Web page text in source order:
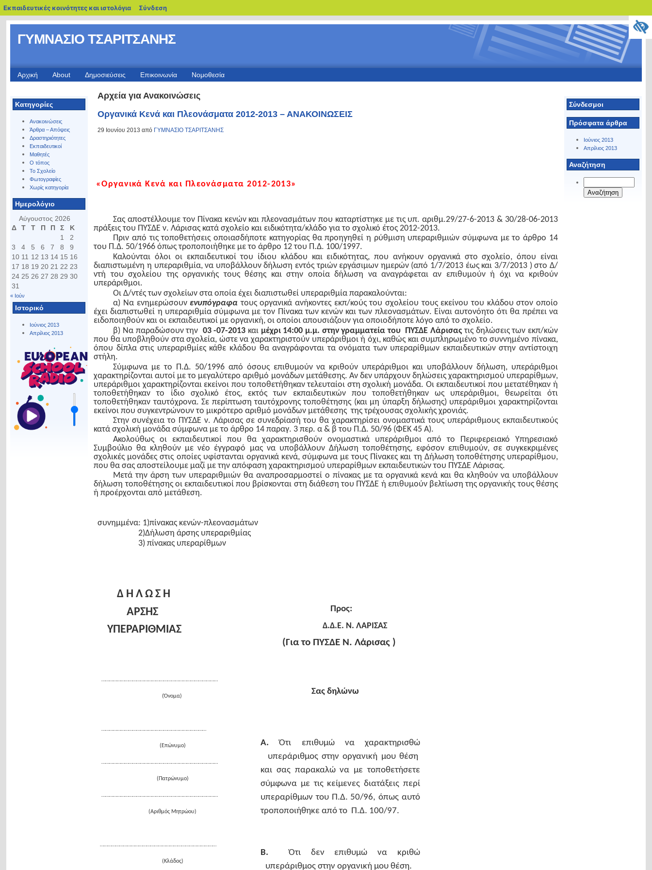
Εκπαιδευτικές κοινότητες και ιστολόγια blogs.sch.gr
Σύνδεση
ΓΥΜΝΑΣΙΟ ΤΣΑΡΙΤΣΑΝΗΣ
Αρχική About Δημοσιεύσεις Επικοινωνία Νομοθεσία
Kατηγορίες
Ανακοινώσεις
Άρθρα – Απόψεις
Δραστηριότητες
Εκπαιδευτικοί
Μαθητές
Ο τόπος
Το Σχολείο
Φωτογραφίες
Χωρίς κατηγορία
Ημερολόγιο
Αύγουστος 2026
Δ
Τ Τ Π Π Σ
Κ
1
2
3
4 5 6 7 8
9
10 11 12 13 14 15 16
17 18 19 20 21 22 23
24 25 26 27 28 29 30
31
« Ιούν
Ιστορικό
Ιούνιος 2013
Απρίλιος 2013
Σύνδεσμοι
Πρόσφατα άρθρα
Ιούνιος 2013
Απρίλιος 2013
Αναζήτηση
Αρχεία για Ανακοινώσεις
Οργανικά Κενά και Πλεονάσματα 2012-2013 – ΑΝΑΚΟΙΝΩΣΕΙΣ
29 Ιουνίου 2013 από ΓΥΜΝΑΣΙΟ ΤΣΑΡΙΤΣΑΝΗΣ
«Οργανικά Κενά και Πλεονάσματα 2012-2013»
Σας αποστέλλουμε τον Πίνακα κενών και πλεονασμάτων που καταρτίστηκε με τις υπ. αριθμ.29/27-6-2013 & 30/28-06-2013
πράξεις του ΠΥΣΔΕ ν. Λάρισας κατά σχολείο και ειδικότητα/κλάδο για το σχολικό έτος 2012-2013.
Πριν από τις τοποθετήσεις οποιασδήποτε κατηγορίας θα προηγηθεί η ρύθμιση υπεραριθμιών σύμφωνα με το άρθρο 14
του Π.Δ. 50/1966 όπως τροποποιήθηκε με το άρθρο 12 του Π.Δ. 100/1997.
Καλούνται όλοι οι εκπαιδευτικοί του ίδιου κλάδου και ειδικότητας, που ανήκουν οργανικά στο σχολείο, όπου είναι
διαπιστωμένη η υπεραριθμία, να υποβάλλουν δήλωση εντός τριών εργάσιμων ημερών (από 1/7/2013 έως και 3/7/2013 ) στο Δ/
ντή του σχολείου της οργανικής τους θέσης και στην οποία δήλωση να αναγράφεται αν επιθυμούν ή όχι να κριθούν
υπεράριθμοι.
Οι Δ/ντές των σχολείων στα οποία έχει διαπιστωθεί υπεραριθμία παρακαλούνται:
α) Να ενημερώσουνενυπόγραφα τους οργανικά ανήκοντες εκπ/κούς του σχολείου τους εκείνου του κλάδου στον οποίο
έχει διαπιστωθεί η υπεραριθμία σύμφωνα με τον Πίνακα των κενών και των πλεονασμάτων. Είναι αυτονόητο ότι θα πρέπει να
ειδοποιηθούν και οι εκπαιδευτικοί με οργανική, οι οποίοι απουσιάζουν για οποιοδήποτε λόγο από το σχολείο.
β) Να παραδώσουν την 03 -07-2013 και μέχρι 14:00 μ.μ. στην γραμματεία του ΠΥΣΔΕ Λάρισας τις δηλώσεις των εκπ/κών
που θα υποβληθούν στα σχολεία, ώστε να χαρακτηριστούν υπεράριθμοι ή όχι, καθώς και συμπληρωμένο το συννημένο πίνακα,
όπου δίπλα στις υπεραριθμίες κάθε κλάδου θα αναγράφονται τα ονόματα των υπεραρίθμων εκπαιδευτικών στην αντίστοιχη
στήλη.
Σύμφωνα με το Π.Δ. 50/1996 από όσους επιθυμούν να κριθούν υπεράριθμοι και υποβάλλουν δήλωση, υπεράριθμοι
χαρακτηρίζονται αυτοί με το μεγαλύτερο αριθμό μονάδων μετάθεσης. Αν δεν υπάρχουν δηλώσεις χαρακτηρισμού υπεραρίθμων,
υπεράριθμοι χαρακτηρίζονται εκείνοι που τοποθετήθηκαν τελευταίοι στη σχολική μονάδα. Οι εκπαιδευτικοί που μετατέθηκαν ή
τοποθετήθηκαν το ίδιο σχολικό έτος, εκτός των εκπαιδευτικών που τοποθετήθηκαν ως υπεράριθμοι, θεωρείται ότι
τοποθετήθηκαν ταυτόχρονα. Σε περίπτωση ταυτόχρονης τοποθέτησης (και μη ύπαρξη δήλωσης) υπεράριθμοι χαρακτηρίζονται
εκείνοι που συγκεντρώνουν το μικρότερο αριθμό μονάδων μετάθεσης της τρέχουσας σχολικής χρονιάς.
Στην συνέχεια το ΠΥΣΔΕ ν. Λάρισας σε συνεδρίασή του θα χαρακτηρίσει ονομαστικά τους υπεράριθμους εκπαιδευτικούς
κατά σχολική μονάδα σύμφωνα με το άρθρο 14 παραγ. 3 περ. α & β του Π.Δ. 50/96 (ΦΕΚ 45 Α).
Ακολούθως οι εκπαιδευτικοί που θα χαρακτηρισθούν ονομαστικά υπεράριθμοι από το Περιφερειακό Υπηρεσιακό
Συμβούλιο θα κληθούν με νέο έγγραφό μας να υποβάλλουν Δήλωση τοποθέτησης, εφόσον επιθυμούν, σε συγκεκριμένες
σχολικές μονάδες στις οποίες υφίστανται οργανικά κενά, σύμφωνα με τους Πίνακες και τη Δήλωση τοποθέτησης υπεραρίθμου,
που θα σας αποστείλουμε μαζί με την απόφαση χαρακτηρισμού υπεραρίθμων εκπαιδευτικών του ΠΥΣΔΕ Λάρισας.
Μετά την άρση των υπεραριθμιών θα αναπροσαρμοστεί ο πίνακας με τα οργανικά κενά και θα κληθούν να υποβάλλουν
δήλωση τοποθέτησης οι εκπαιδευτικοί που βρίσκονται στη διάθεση του ΠΥΣΔΕ ή επιθυμούν βελτίωση της οργανικής τους θέσης
ή προέρχονται από μετάθεση.
συνημμένα: 1)πίνακας κενών-πλεονασμάτων
2)Δήλωση άρσης υπεραριθμίας
3) πίνακας υπεραρίθμων
Δ Η Λ Ω Σ Η
ΑΡΣΗΣ
ΥΠΕΡΑΡΙΘΜΙΑΣ
………………………………………………………………………………
(Όνομα)
………………………………………………………………………
(Επώνυμο)
………………………………………………………………………………
(Πατρώνυμο)
………………………………………………………………………………
(Αριθμός Μητρώου)
………………………………………………………………………………
(Κλάδος)
Προς:
Δ.Δ.Ε. Ν. ΛΑΡΙΣΑΣ
(Για το ΠΥΣΔΕ Ν. Λάρισας )
Σας δηλώνω
Α. Ότι επιθυμώ να χαρακτηρισθώ
υπεράριθμος στην οργανική μου θέση
και σας παρακαλώ να με τοποθετήσετε
σύμφωνα με τις κείμενες διατάξεις περί
υπεραρίθμων του Π.Δ. 50/96, όπως αυτό
τροποποιήθηκε από το Π.Δ. 100/97.
Β.
Ότι δεν επιθυμώ να κριθώ
υπεράριθμος στην οργανική μου θέση.